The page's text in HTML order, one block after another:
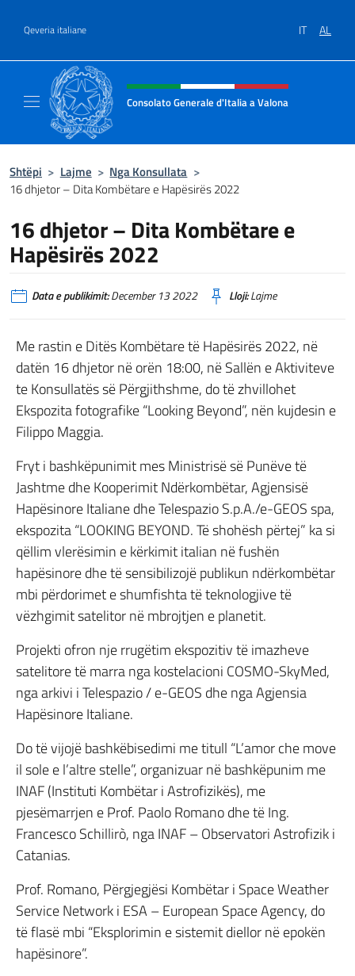
Qeveria italiane IT AL
Kreu i faqes në internet, media
Consolato Generale d'Italia a Valona
Shtëpi > Lajme > Nga Konsullata >
16 dhjetor – Dita Kombëtare e Hapësirës 2022
16 dhjetor – Dita Kombëtare e
Hapësirës 2022
Data e publikimit:December 13 2022 Lloji:Lajme
Me rastin e Ditës Kombëtare të Hapësirës 2022, në
datën 16 dhjetor në orën 18:00, në Sallën e Aktiviteve
te Konsullatës së Përgjithshme, do të zhvillohet
Ekspozita fotografike “Looking Beyond”, nën kujdesin e
Filippo Maggia.
Fryt i bashkëpunimit mes Ministrisë së Punëve të
Jashtme dhe Kooperimit Ndërkombëtar, Agjensisë
Hapësinore Italiane dhe Telespazio S.p.A./e-GEOS spa,
ekspozita “LOOKING BEYOND. Të shohësh përtej” ka si
qëllim vlerësimin e kërkimit italian në fushën
hapësinore dhe të sensibilizojë publikun ndërkombëtar
mbi përdorimet e shumfishta të teknologjive të
vëzhgimit satelitor në mbrojtjen e planetit.
Projekti ofron nje rrugëtim ekspozitiv të imazheve
satelitore të marra nga kostelacioni COSMO-SkyMed,
nga arkivi i Telespazio / e-GEOS dhe nga Agjensia
Hapësinore Italiane.
Do të vijojë bashkëbisedimi me titull “L’amor che move
il sole e l’altre stelle”, organizuar në bashkëpunim me
INAF (Instituti Kombëtar i Astrofizikës), me
pjesëmarrjen e Prof. Paolo Romano dhe të Ing.
Francesco Schillirò, nga INAF – Observatori Astrofizik i
Catanias.
Prof. Romano, Përgjegjësi Kombëtar i Space Weather
Service Network i ESA – European Space Agency, do
të flasë mbi “Eksplorimin e sistemit diellor në epokën
hapësinore”.